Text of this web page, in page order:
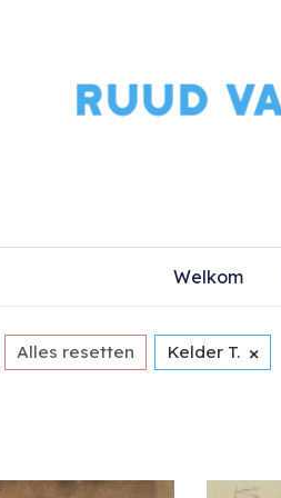
Welkom
Alles resetten Kelder T. ×